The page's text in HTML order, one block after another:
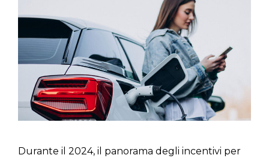
Durante il 2024, il panorama degli incentivi per